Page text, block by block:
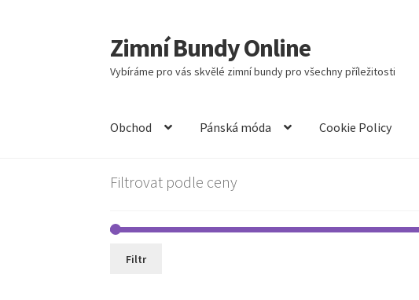
Přeskočit
na
navigaci
Přejít
k
obsahu
Zimní Bundy Online
Vybíráme pro vás skvělé zimní bundy pro všechny příležitosti
Obchod Pánská móda Cookie Policy
Filtrovat podle ceny
Filtr